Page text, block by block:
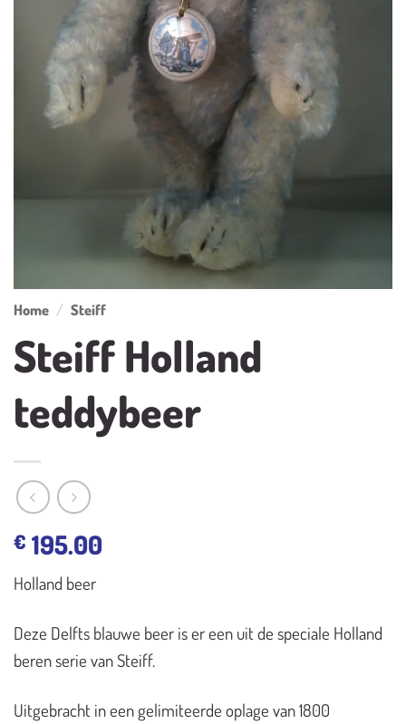
Home / Steiff
Steiff Holland
teddybeer
€ 195.00
Holland beer
Deze Delfts blauwe beer is er een uit de speciale Holland
beren serie van Steiff.
Uitgebracht in een gelimiteerde oplage van 1800